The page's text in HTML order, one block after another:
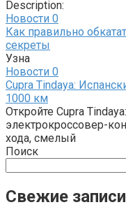
Description:
Новости 0
Как правильно
секреты
Узна
Новости 0
Cupra Tindaya:
1000 км
Откройте Cupra
электрокроссовер-
хода, смелый
Поиск
Свежие записи